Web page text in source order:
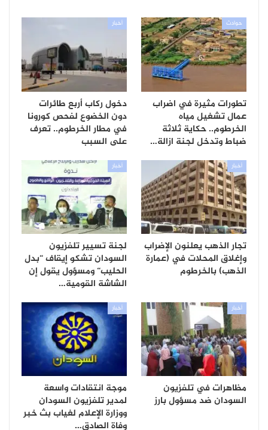
حوادث
تطورات مثيرة في اضراب
عمال تشغيل مياه
الخرطوم.. حكاية ثلاثة
ضباط وتدخل لجنة ازالة…
أخبار
دخول ركاب أربع طائرات
دون الخضوع لفحص كورونا
في مطار الخرطوم.. تعرف
على السبب
أخبار
تجار الذهب يعلنون الإضراب
وإغلاق المحلات في (عمارة
الذهب) بالخرطوم
أخبار
لجنة تسيير تلفزيون
السودان تشكو إيقاف “بدل
الحليب“ ومسؤول يقول إن
الشاشة القومية…
أخبار
مظاهرات في تلفزيون
السودان ضد مسؤول بارز
أخبار
موجة انتقادات واسعة
لمدير تلفزيون السودان
ووزارة الإعلام لغياب بث خبر
وفاة الصادق…